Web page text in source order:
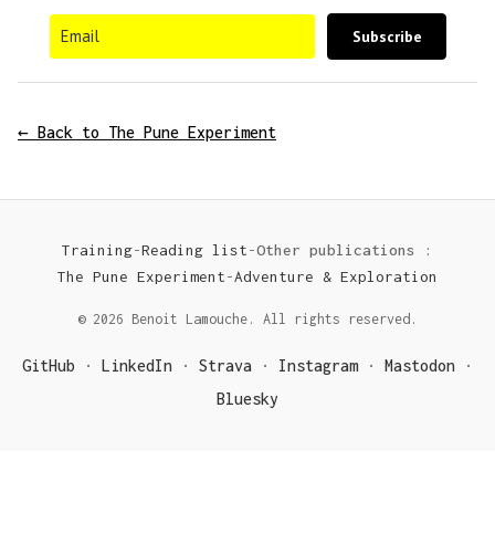
Subscribe
← Back to The Pune Experiment
Training-Reading list-Other publications :
The Pune Experiment-Adventure & Exploration
© 2026 Benoit Lamouche. All rights reserved.
GitHub · LinkedIn · Strava · Instagram · Mastodon
·
Bluesky